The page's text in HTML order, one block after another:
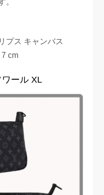
プス キャンバス
cm
ール XL